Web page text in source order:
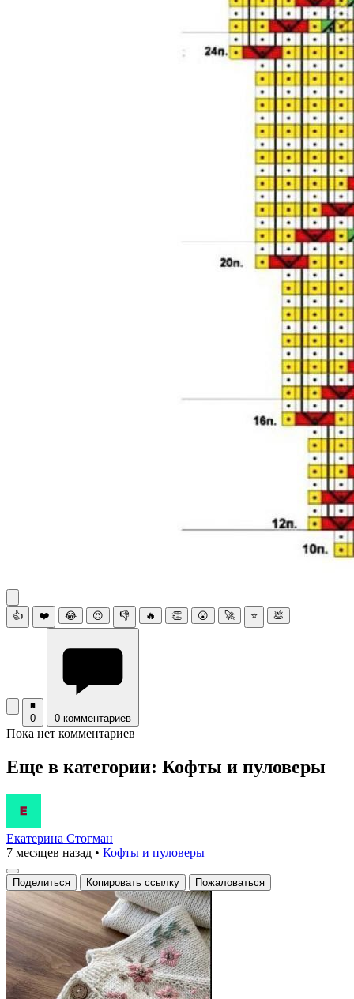
👍 ❤️ 😂 😍 👎 🔥 👏 😮 🚀 ⭐ 💩
0 0 комментариев
Пока нет комментариев
Еще в категории: Кофты и пуловеры
Екатерина Стогман
7 месяцев назад • Кофты и пуловеры
Поделиться Копировать ссылку Пожаловаться